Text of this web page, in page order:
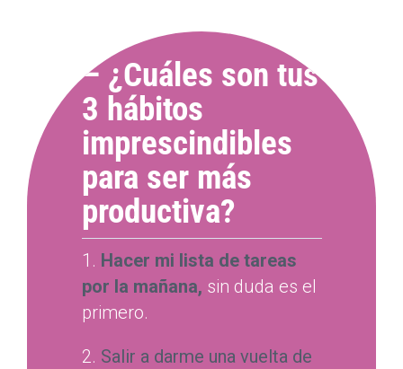
– ¿Cuáles son tus
3 hábitos
imprescindibles
para ser más
productiva?
1. Hacer mi lista de tareas
por la mañana, sin duda es el
primero.
2. Salir a darme una vuelta de